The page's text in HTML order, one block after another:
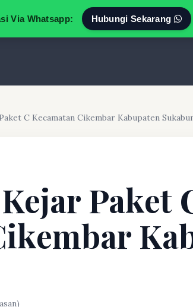
Via Whatsapp: Hubungi Sekarang
C Kecamatan Cikembar Kabupaten
Paket